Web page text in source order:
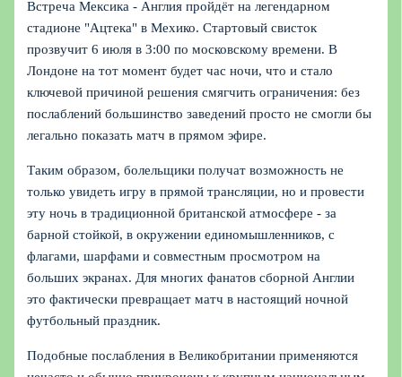
Встреча Мексика - Англия пройдёт на легендарном
стадионе "Ацтека" в Мехико. Стартовый свисток
прозвучит 6 июля в 3:00 по московскому времени. В
Лондоне на тот момент будет час ночи, что и стало
ключевой причиной решения смягчить ограничения: без
послаблений большинство заведений просто не смогли бы
легально показать матч в прямом эфире.
Таким образом, болельщики получат возможность не
только увидеть игру в прямой трансляции, но и провести
эту ночь в традиционной британской атмосфере - за
барной стойкой, в окружении единомышленников, с
флагами, шарфами и совместным просмотром на
больших экранах. Для многих фанатов сборной Англии
это фактически превращает матч в настоящий ночной
футбольный праздник.
Подобные послабления в Великобритании применяются